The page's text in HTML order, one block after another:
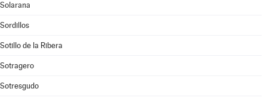
Solarana
Sordillos
Sotillo de la Ribera
Sotragero
Sotresgudo